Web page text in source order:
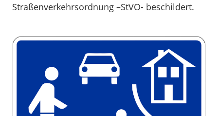
Straßenverkehrsordnung –StVO- beschildert.